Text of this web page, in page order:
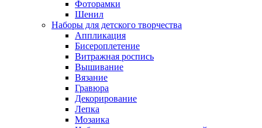
Фоторамки
Шенил
Наборы для детского творчества
Аппликация
Бисероплетение
Витражная роспись
Вышивание
Вязание
Гравюра
Декорирование
Лепка
Мозаика